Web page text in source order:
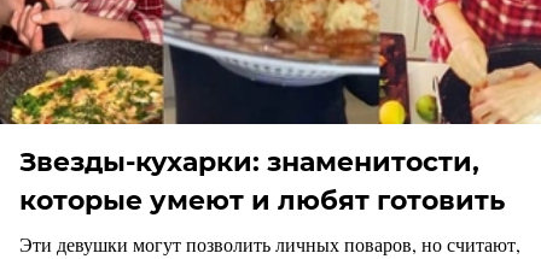
Звезды-кухарки: знаменитости,
которые умеют и любят готовить
Эти девушки могут позволить личных поваров, но считают,